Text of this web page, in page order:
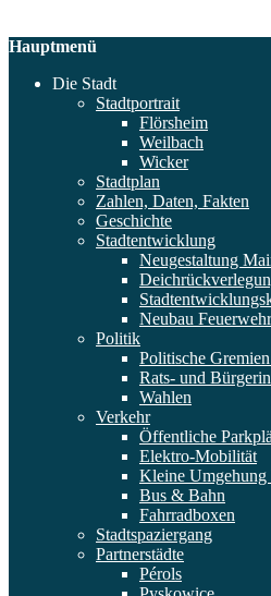
Hauptmenü
Die Stadt
Stadtportrait
Flörsheim
Weilbach
Wicker
Stadtplan
Zahlen, Daten, Fakten
Geschichte
Stadtentwicklung
Neugestaltung
Neubau
Politik
Politische
Rats- und
Wahlen
Verkehr
Öffentliche
Elektro-Mobilität
Kleine Umgehung
Bus & Bahn
Fahrradboxen
Stadtspaziergang
Partnerstädte
Pérols